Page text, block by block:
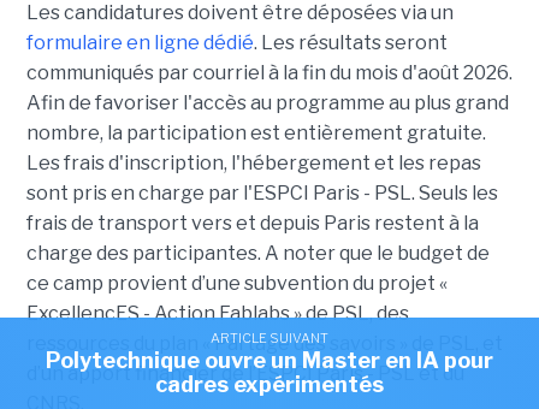
Les candidatures doivent être déposées via un
formulaire en ligne dédié. Les résultats seront
communiqués par courriel à la fin du mois d'août 2026.
Afin de favoriser l'accès au programme au plus grand
nombre, la participation est entièrement gratuite.
Les frais d'inscription, l'hébergement et les repas
sont pris en charge par l'ESPCI Paris - PSL. Seuls les
frais de transport vers et depuis Paris restent à la
charge des participantes. A noter que le budget de
ce camp provient d’une subvention du projet «
ExcellencES - Action Fablabs » de PSL, des
ressources du plan « Partage des savoirs » de PSL, et
d’un apport financier de l’ESPCI Paris - PSL et du
ARTICLE SUIVANT
Polytechnique ouvre un Master en IA pour
cadres expérimentés